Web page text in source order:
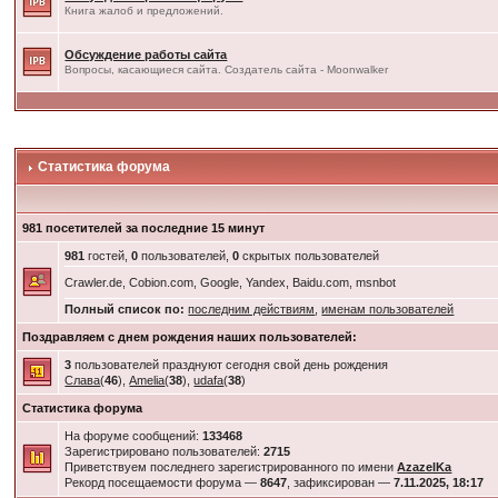
Книга жалоб и предложений.
Обсуждение работы сайта
Вопросы, касающиеся сайта. Создатель сайта - Moonwalker
Статистика форума
981 посетителей за последние 15 минут
981 гостей,0 пользователей,0 скрытых пользователей
Crawler.de, Cobion.com, Google, Yandex, Baidu.com, msnbot
Полный список по: последним действиям ,именам пользователей
Поздравляем с днем рождения наших пользователей:
3 пользователей празднуют сегодня свой день рождения
Слава(46),Amelia(38),udafa(38)
Статистика форума
На форуме сообщений:133468
Зарегистрировано пользователей:2715
Приветствуем последнего зарегистрированного по имениAzazelKa
Рекорд посещаемости форума —8647 , зафиксирован —7.11.2025, 18:17